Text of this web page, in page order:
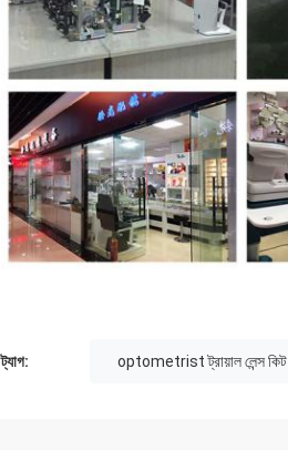
ট্যাগ: optometrist ট্রায়াল লেন্স কিট